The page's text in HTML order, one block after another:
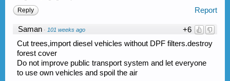
Report
Reply
+6
Saman · 101 weeks ago
Cut trees,import diesel vehicles without DPF filters.destroy
forest cover
Do not improve public transport system and let everyone
to use own vehicles and spoil the air